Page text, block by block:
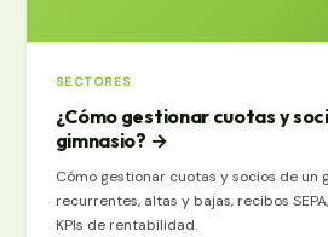
SECTORES
¿Cómo gestionar cuotas y
gimnasio? →
Cómo gestionar cuotas y socios de un
recurrentes, altas y bajas, recibos
KPIs de rentabilidad.